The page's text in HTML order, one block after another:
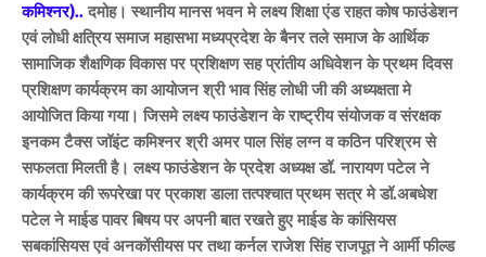
कमिश्नर).. दमोह। स्थानीय मानस भवन मे लक्ष्य शिक्षा एंड राहत कोष फाउंडेशन
एवं लोधी क्षत्रिय समाज महासभा मध्यप्रदेश के बैनर तले समाज के आर्थिक
सामाजिक शैक्षणिक विकास पर प्रशिक्षण सह प्रांतीय अधिवेशन के प्रथम दिवस
प्रशिक्षण कार्यक्रम का आयोजन श्री भाव सिंह लोधी जी की अध्यक्षता मे
आयोजित किया गया। जिसमे लक्ष्य फाउंडेशन के राष्ट्रीय संयोजक व संरक्षक
इनकम टैक्स जॉइंट कमिश्नर श्री अमर पाल सिंह लग्न व कठिन परिश्रम से
सफलता मिलती है। लक्ष्य फाउंडेशन के प्रदेश अध्यक्ष डॉ. नारायण पटेल ने
कार्यक्रम की रूपरेखा पर प्रकाश डाला तत्पश्चात प्रथम सत्र मे डॉ.अबधेश
पटेल ने माईड पावर बिषय पर अपनी बात रखते हुए माईड के कांसियस
सबकांसियस एवं अनकोंसीयस पर तथा कर्नल राजेश सिंह राजपूत ने आर्मी फील्ड